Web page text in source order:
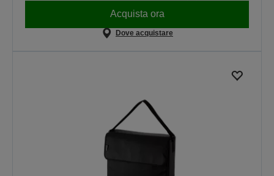
Acquista ora
Dove acquistare